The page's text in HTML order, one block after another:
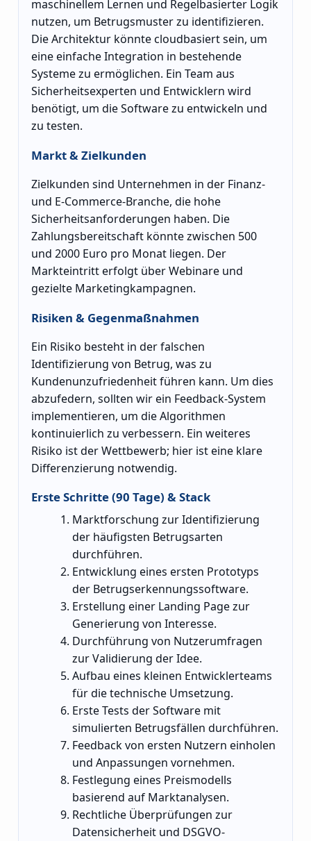
maschinellem Lernen und Regelbasierter Logik
nutzen, um Betrugsmuster zu identifizieren.
Die Architektur könnte cloudbasiert sein, um
eine einfache Integration in bestehende
Systeme zu ermöglichen. Ein Team aus
Sicherheitsexperten und Entwicklern wird
benötigt, um die Software zu entwickeln und
zu testen.
Markt & Zielkunden
Zielkunden sind Unternehmen in der Finanz-
und E-Commerce-Branche, die hohe
Sicherheitsanforderungen haben. Die
Zahlungsbereitschaft könnte zwischen 500
und 2000 Euro pro Monat liegen. Der
Markteintritt erfolgt über Webinare und
gezielte Marketingkampagnen.
Risiken & Gegenmaßnahmen
Ein Risiko besteht in der falschen
Identifizierung von Betrug, was zu
Kundenunzufriedenheit führen kann. Um dies
abzufedern, sollten wir ein Feedback-System
implementieren, um die Algorithmen
kontinuierlich zu verbessern. Ein weiteres
Risiko ist der Wettbewerb; hier ist eine klare
Differenzierung notwendig.
Erste Schritte (90 Tage) & Stack
Marktforschung zur Identifizierung
der häufigsten Betrugsarten
durchführen.
Entwicklung eines ersten Prototyps
der Betrugserkennungssoftware.
Erstellung einer Landing Page zur
Generierung von Interesse.
Durchführung von Nutzerumfragen
zur Validierung der Idee.
Aufbau eines kleinen Entwicklerteams
für die technische Umsetzung.
Erste Tests der Software mit
simulierten Betrugsfällen durchführen.
Feedback von ersten Nutzern einholen
und Anpassungen vornehmen.
Festlegung eines Preismodells
basierend auf Marktanalysen.
Rechtliche Überprüfungen zur
Datensicherheit und DSGVO-